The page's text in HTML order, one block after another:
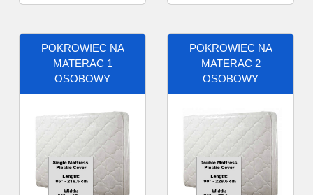
POKROWIEC NA
MATERAC 1
OSOBOWY
POKROWIEC NA
MATERAC 2
OSOBOWY